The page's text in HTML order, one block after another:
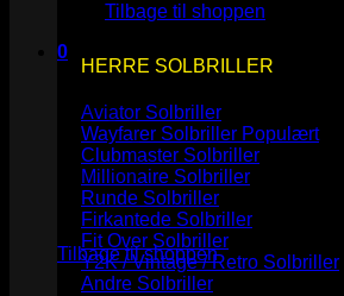
Tilbage til shoppen
0
Kurv
Ingen varer i kurven.
Tilbage til shoppen
HERRE SOLBRILLER
Aviator Solbriller
Wayfarer Solbriller
Clubmaster Solbriller
Millionaire Solbriller
Runde Solbriller
Firkantede Solbriller
Fit Over Solbriller
Y2K / Vintage / Retro Solbriller
Andre Solbriller